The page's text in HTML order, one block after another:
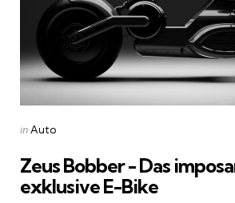
Posted
inAuto
Zeus Bobber - Das
exklusive E-Bike